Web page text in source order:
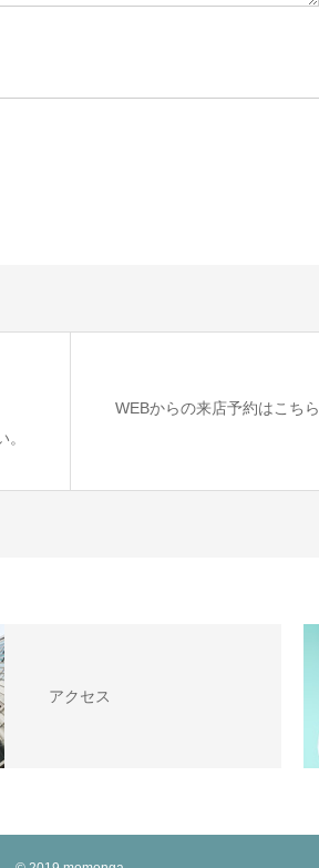
WEBからの来店予約はこちら
アクセス